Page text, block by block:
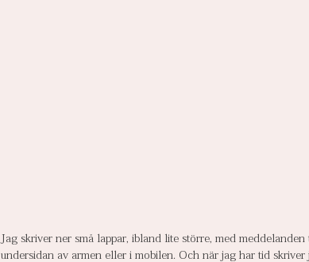
Jag skriver ner små lappar, ibland lite större, med
undersidan av armen eller i mobilen. Och när jag har tid